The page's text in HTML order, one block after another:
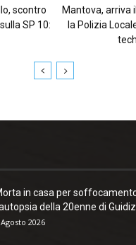
scontro
SP 10:
Mantova, arriva
la Polizia
in casa per
della 20enne di
2026